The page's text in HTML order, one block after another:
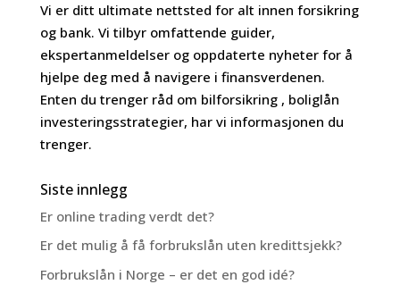
Vi er ditt ultimate nettsted for alt innen forsikring
og bank. Vi tilbyr omfattende guider,
ekspertanmeldelser og oppdaterte nyheter for å
hjelpe deg med å navigere i finansverdenen.
Enten du trenger råd om bilforsikring , boliglån
investeringsstrategier, har vi informasjonen du
trenger.
Siste innlegg
Er online trading verdt det?
Er det mulig å få forbrukslån uten kredittsjekk?
Forbrukslån i Norge – er det en god idé?